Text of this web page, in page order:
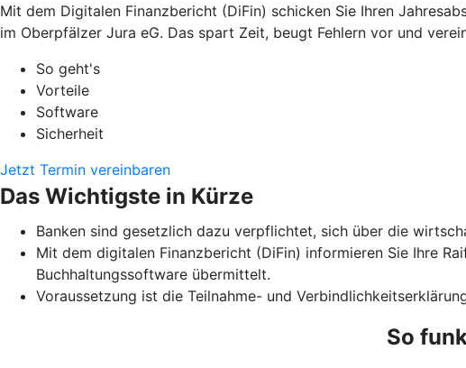
Mit dem Digitalen Finanzbericht (DiFin) schicken Sie Ihren
im Oberpfälzer Jura eG. Das spart Zeit, beugt Fehlern vor und
So geht's
Vorteile
Software
Sicherheit
Jetzt Termin vereinbaren
Das Wichtigste in Kürze
Banken sind gesetzlich dazu verpflichtet, sich über die
Mit dem digitalen Finanzbericht (DiFin) informieren Sie Ihre
Buchhaltungssoftware übermittelt.
Voraussetzung ist die Teilnahme- und
So